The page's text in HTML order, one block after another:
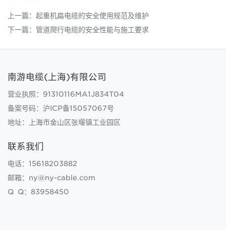
上一篇： 起重机扁电缆的安全使用规范及维护
下一篇： 管道爬行电缆的安全性能与施工要求
南游电缆(上海)有限公司
营业执照：91310116MA1J834T04
备案号码： 沪ICP备15057067号
地址：上海市金山区张堰镇工业园区
联系我们
电话：15618203882
邮箱：ny@ny-cable.com
Q Q：83958450